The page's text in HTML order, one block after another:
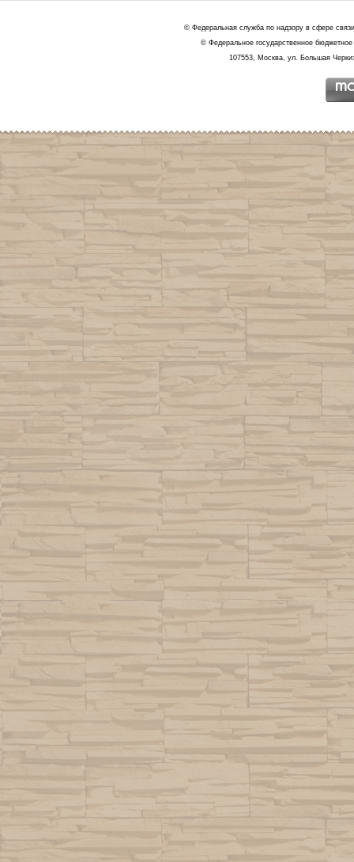
© Федеральная служба по надзору в сфере
© Федеральное государственное
107553, Москва, ул. Большая